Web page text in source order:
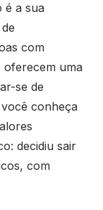
é a sua
com
oferecem uma
se de
conheça
decidiu sair
com